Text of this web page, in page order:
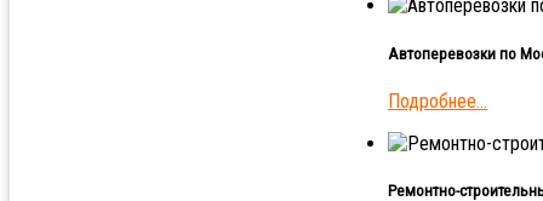
Автоперевозки по
Подробнее...
Ремонтно-